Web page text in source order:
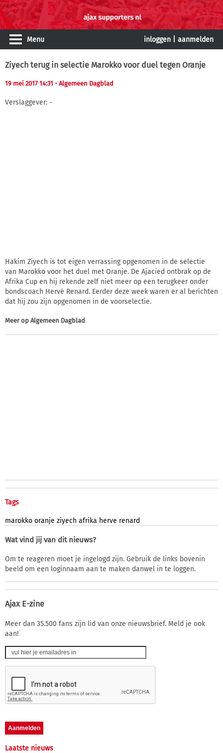
Menu inloggen aanmelden
Ziyech terug in selectie Marokko voor duel tegen Oranje
19 mei 2017 14:31 - Algemeen Dagblad
Verslaggever: -
Hakim Ziyech is tot eigen verrassing opgenomen in de selectie
van Marokko voor het duel met Oranje. De Ajacied ontbrak op de
Afrika Cup en hij rekende zelf niet meer op een terugkeer onder
bondscoach Hervé Renard. Eerder deze week waren er al berichten
dat hij zou zijn opgenomen in de voorselectie.
Meer op Algemeen Dagblad
Tags
marokko oranje ziyech afrika herve renard
Wat vind jij van dit nieuws?
Om te reageren moet je ingelogd zijn. Gebruik de links bovenin
beeld om een loginnaam aan te maken danwel in te loggen.
Ajax E-zine
Meer dan 35.500 fans zijn lid van onze nieuwsbrief. Meld je ook
aan!
Laatste nieuws